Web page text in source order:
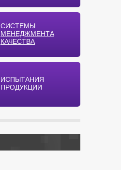
СИСТЕМЫ
МЕНЕДЖМЕНТА
КАЧЕСТВА
ИСПЫТАНИЯ
ПРОДУКЦИИ